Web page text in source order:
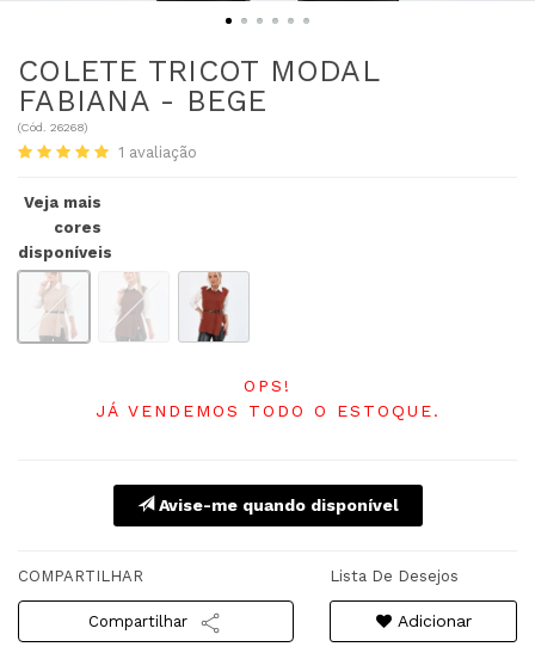
COLETE TRICOT MODAL
FABIANA - BEGE
(Cód. 26268)
1 avaliação
Veja mais
cores
disponíveis
OPS!
JÁ VENDEMOS TODO O ESTOQUE.
Avise-me quando disponível
COMPARTILHAR
Compartilhar
Lista De Desejos
Adicionar